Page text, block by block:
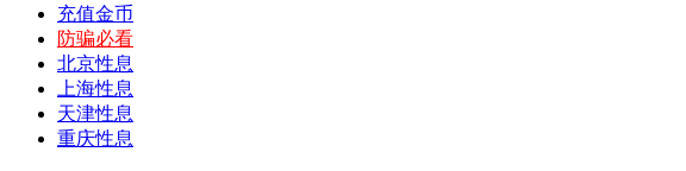
充值金币
防骗必看
北京性息
上海性息
天津性息
重庆性息